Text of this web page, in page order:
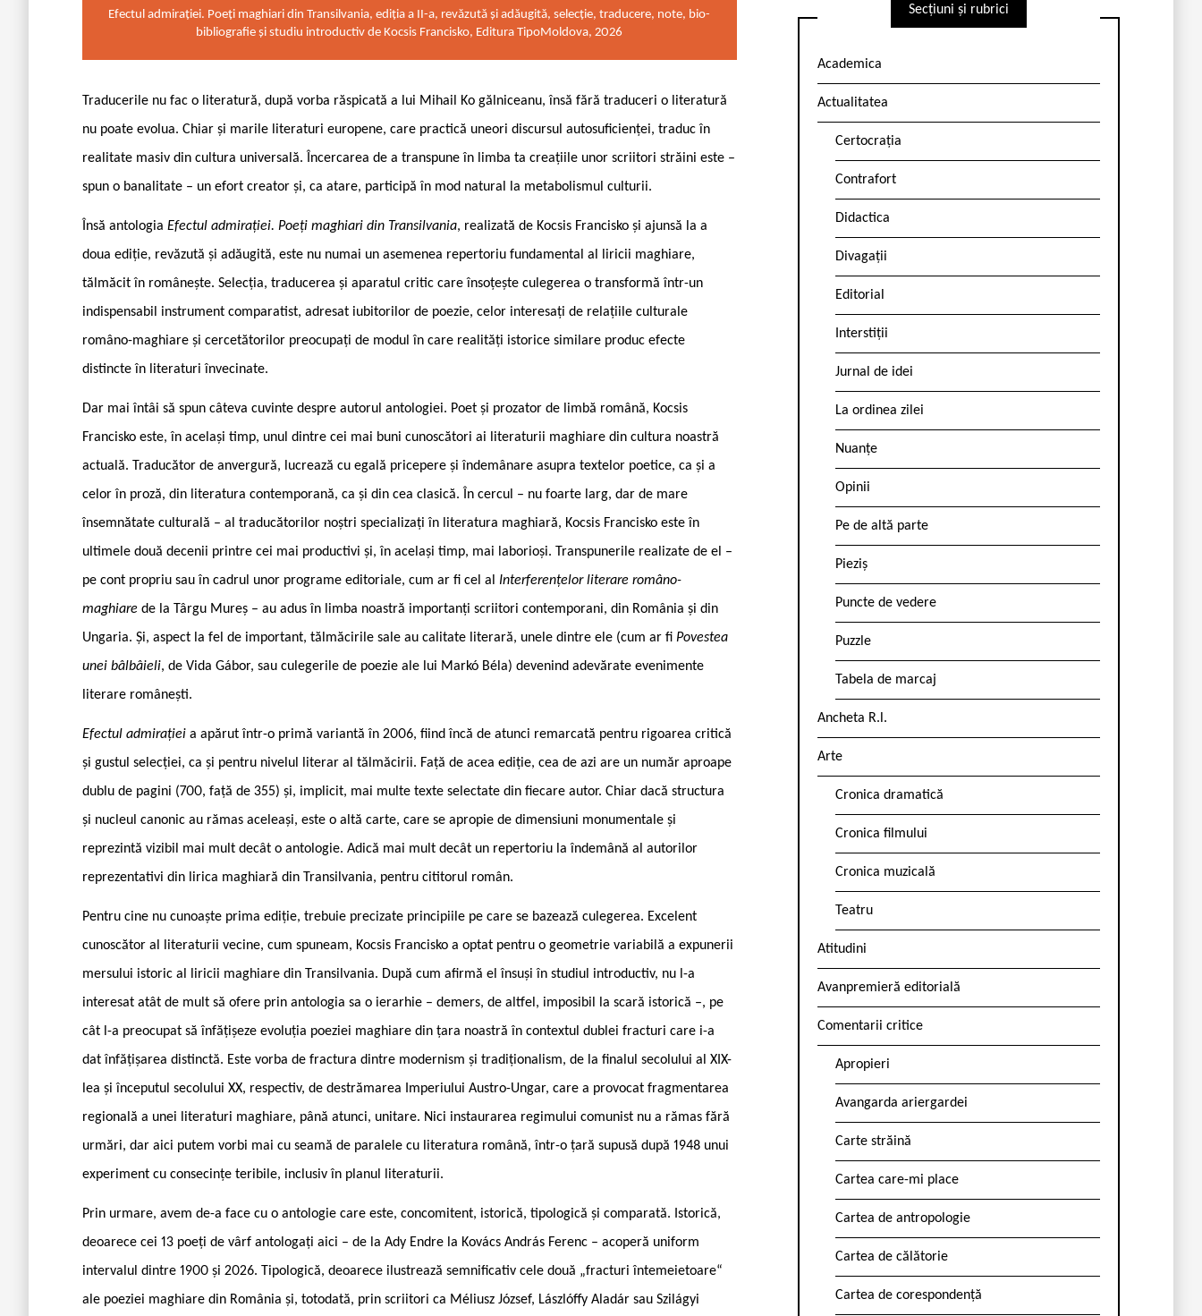
Efectul admirației. Poeți maghiari din Transilvania, ediția a II-a, revăzută și adăugită, selecție, traducere, note, bio-
bibliografie și studiu introductiv de Kocsis Francisko, Editura TipoMoldova, 2026
Traducerile nu fac o literatură, după vorba răspicată a lui Mihail Ko ­gălniceanu, însă fără traduceri o literatură
nu poate evolua. Chiar și marile literaturi europene, care practică uneori discursul autosuficienței, traduc în
realitate masiv din cultura universală. Încercarea de a transpune în limba ta creațiile unor scriitori străini este –
spun o banalitate – un efort creator și, ca atare, participă în mod natural la metabolismul culturii.
Însă antologia Efectul admirației. Poeți maghiari din Transilvania, realizată de Kocsis Francisko și ajunsă la a
doua ediție, revăzută și adăugită, este nu numai un asemenea repertoriu fundamental al liricii maghiare,
tălmăcit în românește. Selecția, traducerea și aparatul critic care însoțește culegerea o transformă într-un
indispensabil instrument comparatist, adresat iubitorilor de poezie, celor interesați de relațiile culturale
româno-maghiare și cercetătorilor preocupați de modul în care realități istorice similare produc efecte
distincte în literaturi învecinate.
Dar mai întâi să spun câteva cuvinte despre autorul antologiei. Poet și prozator de limbă română, Kocsis
Francisko este, în același timp, unul dintre cei mai buni cunoscători ai literaturii maghiare din cultura noastră
actuală. Traducător de anvergură, lucrează cu egală pricepere și îndemânare asupra textelor poetice, ca și a
celor în proză, din literatura contemporană, ca și din cea clasică. În cercul – nu foarte larg, dar de mare
însemnătate culturală – al traducătorilor noștri specializați în literatura maghiară, Kocsis Francisko este în
ultimele două decenii printre cei mai productivi și, în același timp, mai laborioși. Transpunerile realizate de el –
pe cont propriu sau în cadrul unor programe editoriale, cum ar fi cel al Interferențelor literare româno-
maghiare de la Târgu Mureș – au adus în limba noastră importanți scriitori contemporani, din România și din
Ungaria. Și, aspect la fel de important, tălmăcirile sale au calitate literară, unele dintre ele (cum ar fi Povestea
unei bâlbâieli, de Vida Gábor, sau culegerile de poezie ale lui Markó Béla) devenind adevărate evenimente
literare românești.
Efectul admirației a apărut într-o primă variantă în 2006, fiind încă de atunci remarcată pentru rigoarea critică
și gustul selecției, ca și pentru nivelul literar al tălmăcirii. Față de acea ediție, cea de azi are un număr aproape
dublu de pagini (700, față de 355) și, implicit, mai multe texte selectate din fiecare autor. Chiar dacă structura
și nucleul canonic au rămas aceleași, este o altă carte, care se apropie de dimensiuni monumentale și
reprezintă vizibil mai mult decât o antologie. Adică mai mult decât un repertoriu la îndemână al autorilor
reprezentativi din lirica maghiară din Transilvania, pentru cititorul român.
Pentru cine nu cunoaște prima ediție, trebuie precizate principiile pe care se bazează culegerea. Excelent
cunoscător al literaturii vecine, cum spuneam, Kocsis Francisko a optat pentru o geometrie variabilă a expunerii
mersului istoric al liricii maghiare din Transilvania. După cum afirmă el însuși în studiul introductiv, nu l-a
interesat atât de mult să ofere prin antologia sa o ierarhie – demers, de altfel, imposibil la scară istorică –, pe
cât l-a preocupat să înfățișeze evoluția poeziei maghiare din țara noastră în contextul dublei fracturi care i-a
dat înfățișarea distinctă. Este vorba de fractura dintre modernism și tradiționalism, de la finalul secolului al XIX-
lea și începutul secolului XX, respectiv, de destrămarea Imperiului Austro-Ungar, care a provocat fragmentarea
regională a unei literaturi maghiare, până atunci, unitare. Nici instaurarea regimului comunist nu a rămas fără
urmări, dar aici putem vorbi mai cu seamă de paralele cu literatura română, într-o țară supusă după 1948 unui
experiment cu consecințe teribile, inclusiv în planul literaturii.
Prin urmare, avem de-a face cu o antologie care este, concomitent, istorică, tipologică și comparată. Istorică,
deoarece cei 13 poeți de vârf antologați aici – de la Ady Endre la Kovács András Ferenc – acoperă uniform
intervalul dintre 1900 și 2026. Tipologică, deoarece ilustrează semnificativ cele două „fracturi întemeietoare“
ale poeziei maghiare din România și, totodată, prin scriitori ca Méliusz József, Lászlóffy Aladár sau Szilágyi
Secțiuni și rubrici
Academica
Actualitatea
Certocrația
Contrafort
Didactica
Divagații
Editorial
Interstiții
Jurnal de idei
La ordinea zilei
Nuanțe
Opinii
Pe de altă parte
Pieziș
Puncte de vedere
Puzzle
Tabela de marcaj
Ancheta R.l.
Arte
Cronica dramatică
Cronica filmului
Cronica muzicală
Teatru
Atitudini
Avanpremieră editorială
Comentarii critice
Apropieri
Avangarda ariergardei
Carte străină
Cartea care-mi place
Cartea de antropologie
Cartea de călătorie
Cartea de corespondență